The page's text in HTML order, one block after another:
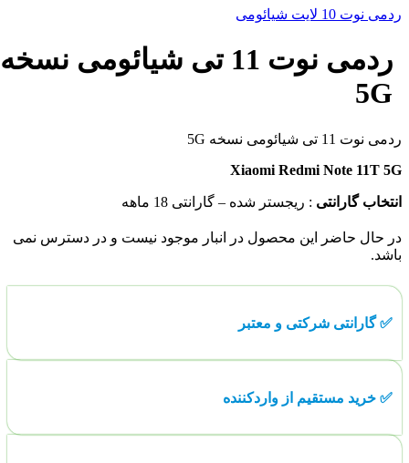
ردمی نوت 10 لایت شیائومی
ردمی نوت 11 تی شیائومی نسخه
5G
ردمی نوت 11 تی شیائومی نسخه 5G
Xiaomi Redmi Note 11T 5G
انتخاب گارانتی : ریجستر شده – گارانتی 18 ماهه
در حال حاضر این محصول در انبار موجود نیست و در دسترس نمی
باشد.
✅ گارانتی شرکتی و معتبر
✅ خرید مستقیم از واردکننده